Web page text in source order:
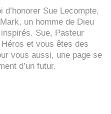
Sue Lecompte,
un homme de Dieu
Sue, Pasteur
et vous êtes des
vous aussi, une page se
d’un futur.